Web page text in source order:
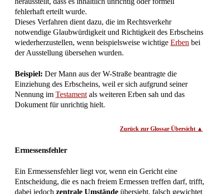
Rechtsanwälte Kotz GbR
D-57223 Kreuztal – Buschhütten
(Kreis Siegen – Wittgenstein)
Telefon: 02732 791079
E-Mail Anfragen:
ra-kotz@web.de
Rechtsanwalt Hans Jürgen Kotz